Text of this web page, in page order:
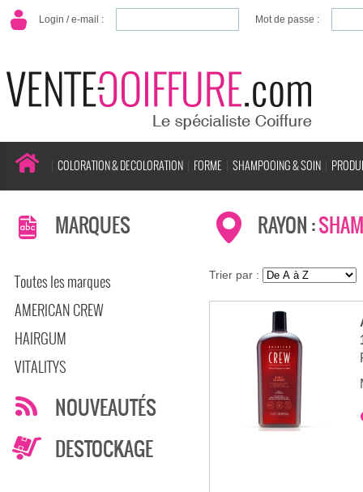
Login / e-mail : Mot de passe :
COLORATION & DECOLORATION FORME SHAMPOOING & SOIN
MARQUES
Toutes les marques
AMERICAN CREW
HAIRGUM
VITALITYS
NOUVEAUTÉS
DESTOCKAGE
RAYON :
Trier par :